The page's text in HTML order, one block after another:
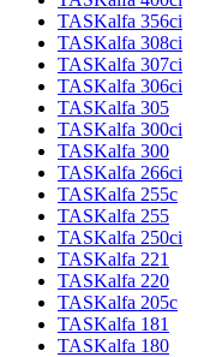
TASKalfa 356ci
TASKalfa 308ci
TASKalfa 307ci
TASKalfa 306ci
TASKalfa 305
TASKalfa 300ci
TASKalfa 300
TASKalfa 266ci
TASKalfa 255c
TASKalfa 255
TASKalfa 250ci
TASKalfa 221
TASKalfa 220
TASKalfa 205c
TASKalfa 181
TASKalfa 180